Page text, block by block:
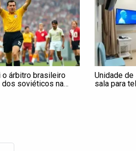
o árbitro brasileiro
dos soviéticos na
Unidade de
sala para